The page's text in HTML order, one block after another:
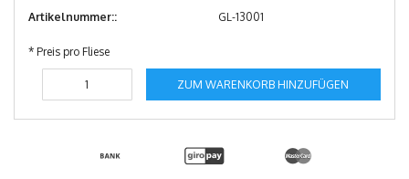
Artikelnummer::
GL-13001
* Preis pro Fliese
ZUM WARENKORB HINZUFÜGEN